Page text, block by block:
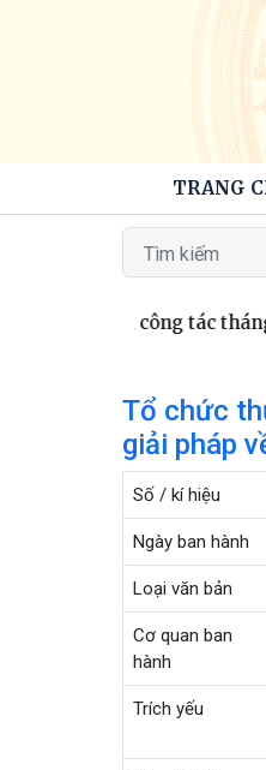
TRANG
trình công tác tháng
Tổ chức
giải pháp
Số / kí hiệu
Ngày ban hành
Loại văn bản
Cơ quan ban
hành
Trích yếu